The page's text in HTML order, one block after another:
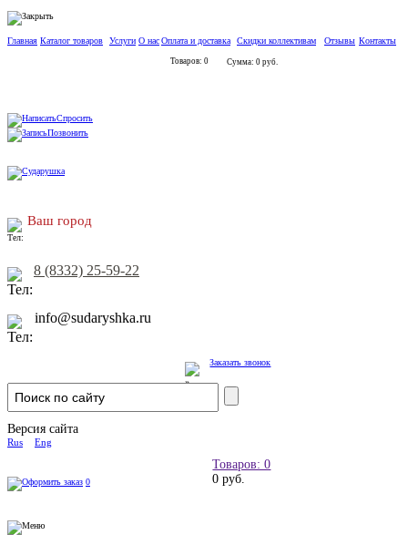
Главная Каталог товаров Услуги О насОплата и доставка Скидки коллективам Отзывы Контакты
Товаров: 0 Сумма: 0 руб.
Спросить
Позвонить
Ваш город
8 (8332) 25-59-22
info@sudaryshka.ru
Заказать звонок
Версия сайта
Rus Eng
Товаров: 0
0 руб.
0